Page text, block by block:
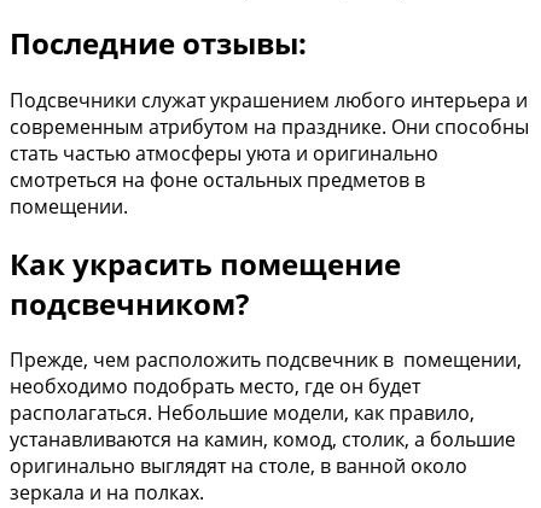
Последние отзывы:
Подсвечники служат украшением любого интерьера и
современным атрибутом на празднике. Они способны
стать частью атмосферы уюта и оригинально
смотреться на фоне остальных предметов в
помещении.
Как украсить помещение
подсвечником?
Прежде, чем расположить подсвечник в помещении,
необходимо подобрать место, где он будет
располагаться. Небольшие модели, как правило,
устанавливаются на камин, комод, столик, а большие
оригинально выглядят на столе, в ванной около
зеркала и на полках.